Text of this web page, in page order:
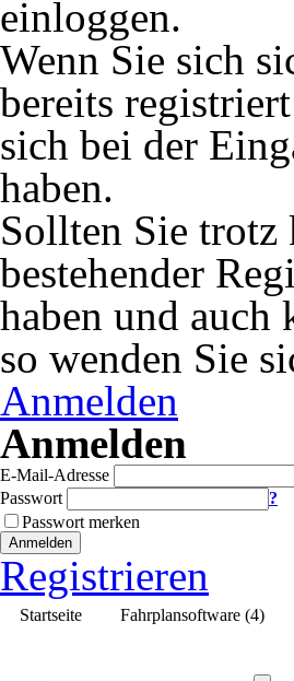
einloggen.
Wenn Sie sich
bereits
sich bei der
haben.
Sollten Sie trotz
bestehender
haben und auch
so wenden Sie
Anmelden
Anmelden
E-Mail-Adresse
Passwort
?
Passwort merken
Anmelden
Registrieren
Startseite Fahrplansoftware (4)